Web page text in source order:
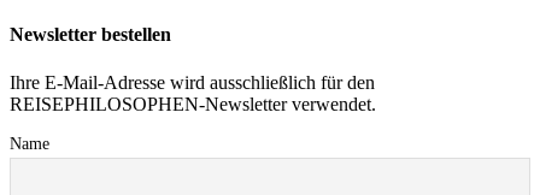
Newsletter bestellen
Ihre E-Mail-Adresse wird ausschließlich für den
REISEPHILOSOPHEN-Newsletter verwendet.
Name